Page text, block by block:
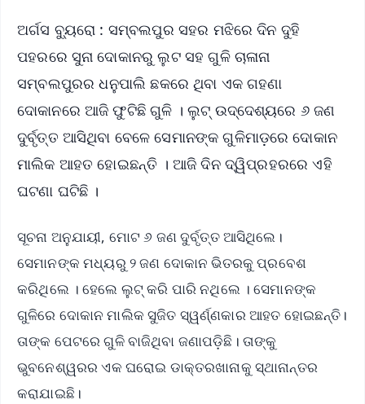
ଅର୍ଗସ ବ୍ୟୁରୋ : ସମ୍ବଲପୁର ସହର ମଝିରେ ଦିନ ଦୁହି
ପହରରେ ସୁନା ଦୋକାନରୁ ଲୁଟ ସହ ଗୁଳି ଚାଳାନା
ସମ୍ବଲପୁରର ଧନୁପାଲି ଛକରେ ଥିବା ଏକ ଗହଣା
ଦୋକାନରେ ଆଜି ଫୁଟିଛି ଗୁଳି । ଲୁଟ୍ ଉଦ୍ଦେଶ୍ୟରେ ୬ ଜଣ
ଦୁର୍ବୃତ୍ତ ଆସିଥିବା ବେଳେ ସେମାନଙ୍କ ଗୁଳିମାଡ଼ରେ ଦୋକାନ
ମାଲିକ ଆହତ ହୋଇଛନ୍ତି । ଆଜି ଦିନ ଦ୍ୱିପ୍ରହରରେ ଏହି
ଘଟଣା ଘଟିଛି ।
ସୂଚନା ଅନୁଯାୟୀ, ମୋଟ ୬ ଜଣ ଦୁର୍ବୃତ୍ତ ଆସିଥିଲେ।
ସେମାନଙ୍କ ମଧ୍ୟରୁ ୨ ଜଣ ଦୋକାନ ଭିତରକୁ ପ୍ରବେଶ
କରିଥିଲେ । ହେଲେ ଲୁଟ୍ କରି ପାରି ନଥିଲେ । ସେମାନଙ୍କ
ଗୁଳିରେ ଦୋକାନ ମାଲିକ ସୁଜିତ ସ୍ୱର୍ଣ୍ଣକାର ଆହତ ହୋଇଛନ୍ତି।
ତାଙ୍କ ପେଟରେ ଗୁଳି ବାଜିଥିବା ଜଣାପଡ଼ିଛି। ତାଙ୍କୁ
ଭୁବନେଶ୍ୱରର ଏକ ଘରୋଇ ଡାକ୍ତରଖାନାକୁ ସ୍ଥାନାନ୍ତର
କରାଯାଇଛି।